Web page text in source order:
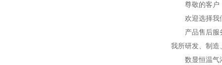
尊敬的客户
欢迎选择我
产品售后服
我所研发、制造
数显恒温气